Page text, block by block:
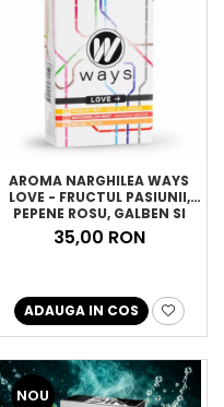
AROMA NARGHILEA WAYS
LOVE - FRUCTUL PASIUNII,
PEPENE ROSU, GALBEN SI
MENTA, 50GR
35,00 RON
ADAUGA IN COS
NOU